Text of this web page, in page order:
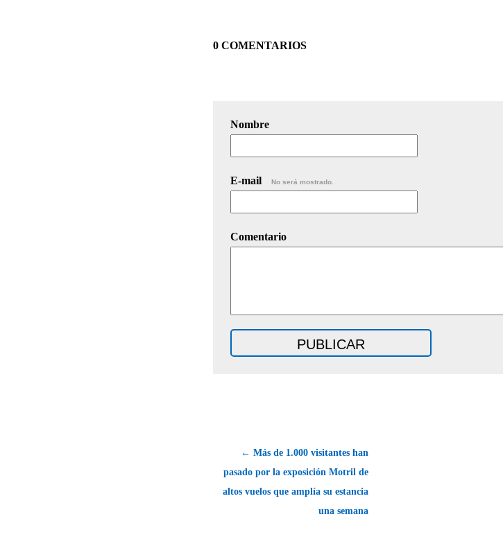
0 COMENTARIOS
Nombre
E-mail No será mostrado.
Comentario
← Más de 1.000 visitantes han
pasado por la exposición Motril de
altos vuelos que amplía su estancia
una semana